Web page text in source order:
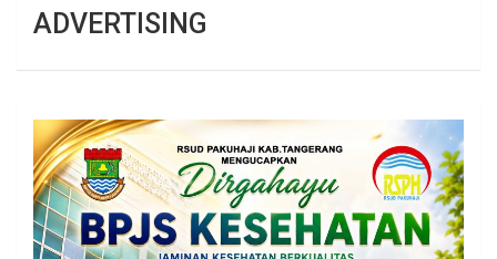
ADVERTISING